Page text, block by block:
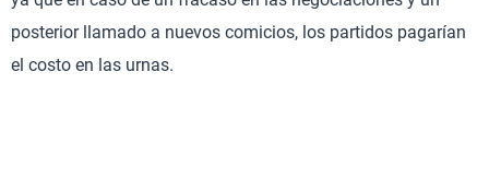
posterior llamado a nuevos comicios, los partidos pagarían
el costo en las urnas.